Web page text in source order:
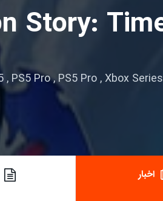
Story:
, PS5 Pro,PS5 Pro,Xbox
اخبار